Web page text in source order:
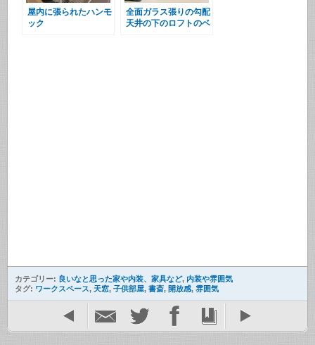
屋内に張られたハンモ
ック
全面ガラス張りの勾配
天井の下のロフトのベ
カテゴリー: 良いなと思った家や内装、家具など, 内装や雰囲気
タグ: ワークスペース, 天窓, 子供部屋, 書斎, 開放感, 雰囲気